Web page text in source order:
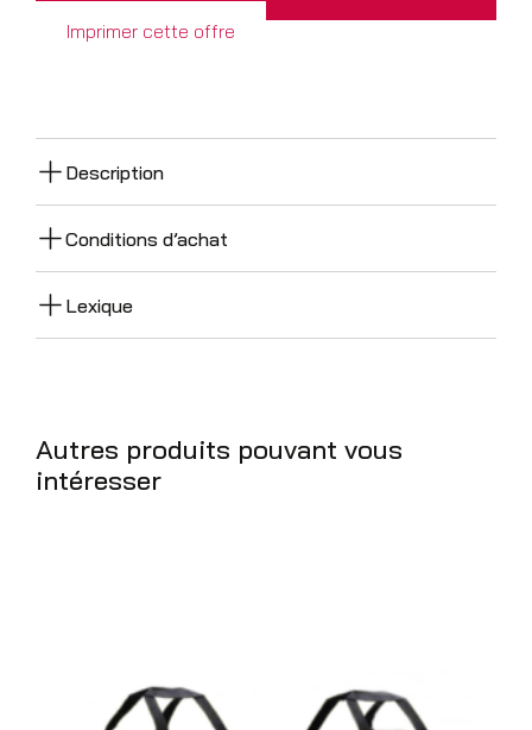
Imprimer cette offre
Description
Conditions d’achat
Lexique
Autres produits pouvant vous
intéresser